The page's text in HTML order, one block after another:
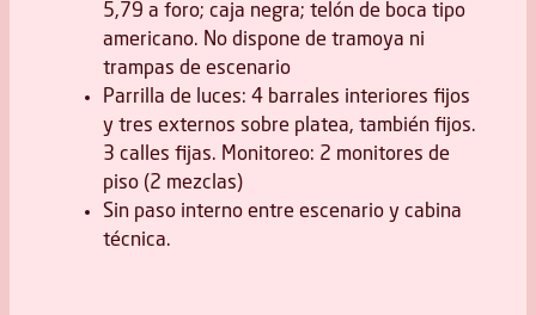
5,79 a foro; caja negra; telón de boca tipo
americano. No dispone de tramoya ni
trampas de escenario
Parrilla de luces: 4 barrales interiores fijos
y tres externos sobre platea, también fijos.
3 calles fijas. Monitoreo: 2 monitores de
piso (2 mezclas)
Sin paso interno entre escenario y cabina
técnica.